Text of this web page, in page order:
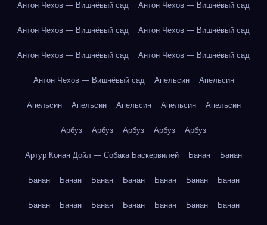
Антон Чехов — Вишнёвый сад Антон Чехов — Вишнёвый сад
Антон Чехов — Вишнёвый сад Антон Чехов — Вишнёвый сад
Антон Чехов — Вишнёвый сад Антон Чехов — Вишнёвый сад
Антон Чехов — Вишнёвый сад Апельсин Апельсин
Апельсин Апельсин Апельсин Апельсин Апельсин
Арбуз Арбуз Арбуз Арбуз Арбуз
Артур Конан Дойл — Собака Баскервилей Банан Банан
Банан Банан Банан Банан Банан Банан Банан
Банан Банан Банан Банан Банан Банан Банан